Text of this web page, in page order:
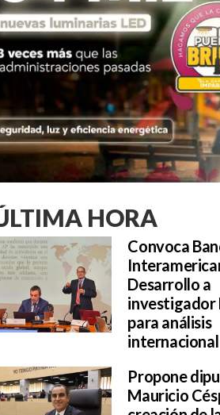
HORA
Convoca
Desarrollo a
investigador
para análisis
internacional
Propone
Mauricio